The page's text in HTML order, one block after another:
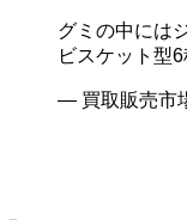
グミの中には
ビスケット型6
— 買取販売市